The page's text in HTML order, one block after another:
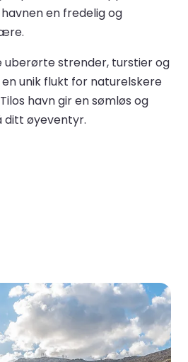
en fredelig og
uberørte strender, turstier og
unik flukt for naturelskere
havn gir en sømløs og
ditt øyeventyr.